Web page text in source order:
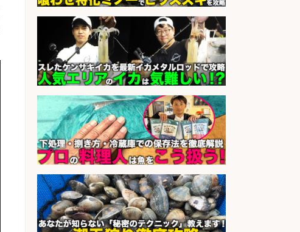
sponsored by 求人ボックス
さらに求人情報を見る